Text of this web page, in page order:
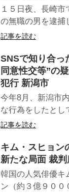
１５日夜、長崎
の無職の男を逮捕
記事を読む
SNSで知り合っ
同意性交等”の
犯行 新潟市
今年8月、新潟市
な行為をしたとし
記事を読む
キム・スヒョン
新たな局面 裁
韓国の人気俳優キ
ン（約３億９００